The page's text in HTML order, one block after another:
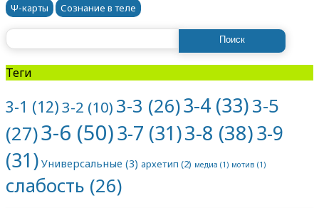
Ψ-карты Сознание в теле
Теги
3-1 (12)3-2 (10) 3-3 (26)3-4 (33)3-5
(27)3-6 (50)3-7 (31)3-8 (38)3-9
(31) Универсальные (3) архетип (2) медиа (1) мотив (1)
слабость (26)